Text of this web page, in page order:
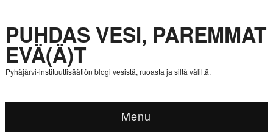
PUHDAS VESI, PAREMMAT
EVÄ(Ä)T
Pyhäjärvi-instituuttisäätiön blogi vesistä, ruoasta ja siltä väliltä.
Menu